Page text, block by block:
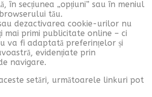
în secțiunea „opțiuni” sau în meniul
tău.
dezactivarea cookie-urilor nu
mai primi publicitate online – ci
va fi adaptată preferințelor și
evidențiate prin
navigare.
setări, următoarele linkuri pot